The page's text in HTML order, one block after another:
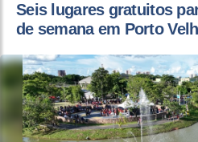
Seis lugares gratuitos
de semana em Porto